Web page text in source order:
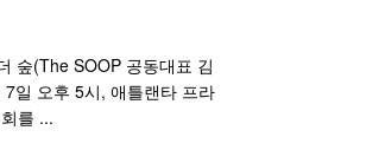
숲(The SOOP 공동대표 김
일 오후 5시, 애틀랜타 프라
를 ...